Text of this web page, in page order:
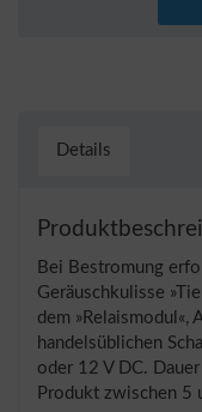
Details
Bei Bestromung
Geräuschkulisse
dem
handelsüblichen
oder 12 V DC.
Produkt zwischen 5